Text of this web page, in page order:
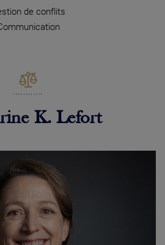
de conflits
K. Lefort